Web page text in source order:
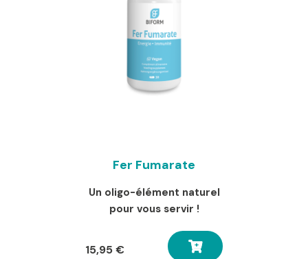
Fer Fumarate
Un oligo-élément naturel
pour vous servir !
15,95€